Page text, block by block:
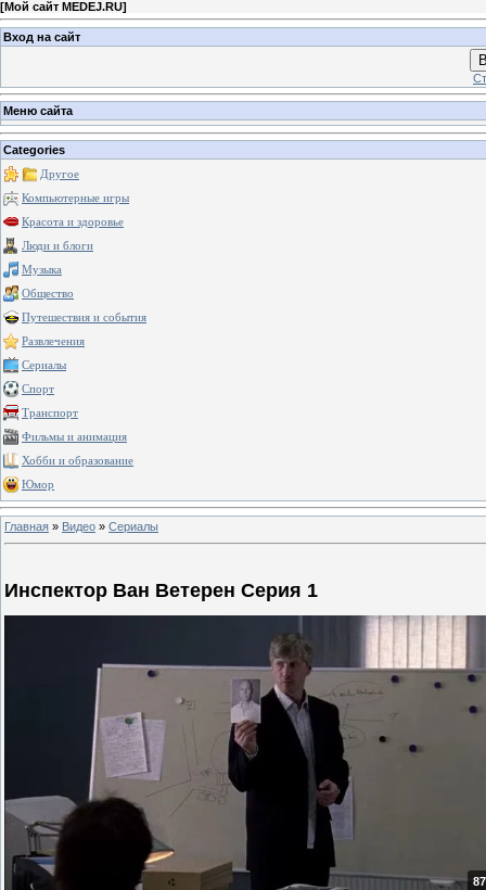
[Мой сайт MEDEJ.RU]
Вход на сайт
Меню сайта
Categories
Другое
Компьютерные игры
Красота и здоровье
Люди и блоги
Музыка
Общество
Путешествия и события
Развлечения
Сериалы
Спорт
Транспорт
Фильмы и анимация
Хобби и образование
Юмор
Главная » Видео » Сериалы
Инспектор Ван Ветерен Серия 1